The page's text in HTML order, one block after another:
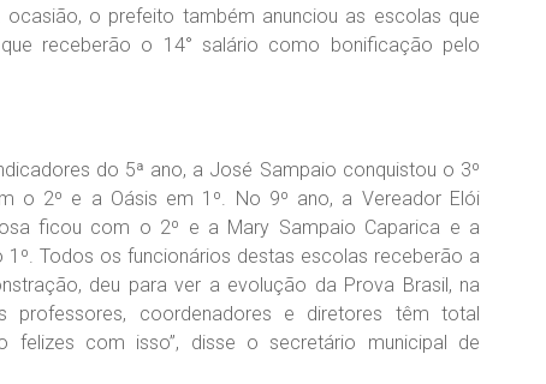
o prefeito também anunciou as escolas que
receberão o 14° salário como bonificação pelo
do 5ª ano, a José Sampaio conquistou o 3º
o 2º e a Oásis em 1º. No 9º ano, a Vereador Elói
ficou com o 2º e a Mary Sampaio Caparica e a
Todos os funcionários destas escolas receberão a
deu para ver a evolução da Prova Brasil, na
coordenadores e diretores têm total
felizes com isso”, disse o secretário municipal de